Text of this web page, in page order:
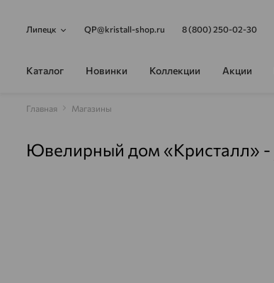
Липецк QP@kristall-shop.ru 8 (800) 250-02-30
Каталог Новинки Коллекции Акции
Главная Магазины
Ювелирный дом «Кристалл» -